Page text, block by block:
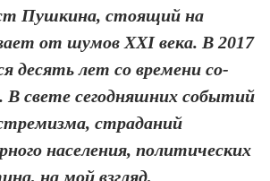
Пушкина, стоящий на
от шумов XXI века. В 2017
десять лет со времени со­
В свете сегодняшних событий
страданий
населения, политических
на мой взгляд,